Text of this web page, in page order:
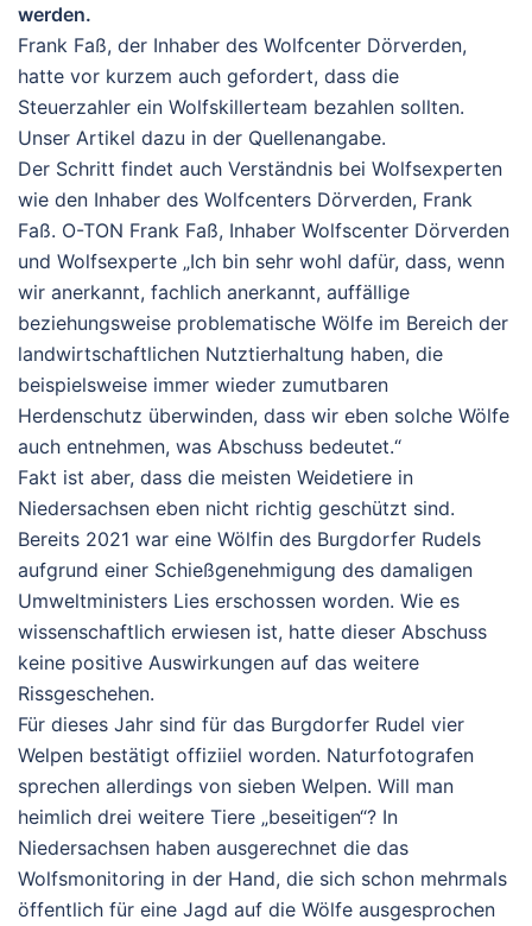
werden.
Frank Faß, der Inhaber des Wolfcenter Dörverden,
hatte vor kurzem auch gefordert, dass die
Steuerzahler ein Wolfskillerteam bezahlen sollten.
Unser Artikel dazu in der Quellenangabe.
Der Schritt findet auch Verständnis bei Wolfsexperten
wie den Inhaber des Wolfcenters Dörverden, Frank
Faß. O-TON Frank Faß, Inhaber Wolfscenter Dörverden
und Wolfsexperte „Ich bin sehr wohl dafür, dass, wenn
wir anerkannt, fachlich anerkannt, auffällige
beziehungsweise problematische Wölfe im Bereich der
landwirtschaftlichen Nutztierhaltung haben, die
beispielsweise immer wieder zumutbaren
Herdenschutz überwinden, dass wir eben solche Wölfe
auch entnehmen, was Abschuss bedeutet.“
Fakt ist aber, dass die meisten Weidetiere in
Niedersachsen eben nicht richtig geschützt sind.
Bereits 2021 war eine Wölfin des Burgdorfer Rudels
aufgrund einer Schießgenehmigung des damaligen
Umweltministers Lies erschossen worden. Wie es
wissenschaftlich erwiesen ist, hatte dieser Abschuss
keine positive Auswirkungen auf das weitere
Rissgeschehen.
Für dieses Jahr sind für das Burgdorfer Rudel vier
Welpen bestätigt offiziiel worden. Naturfotografen
sprechen allerdings von sieben Welpen. Will man
heimlich drei weitere Tiere „beseitigen“? In
Niedersachsen haben ausgerechnet die das
Wolfsmonitoring in der Hand, die sich schon mehrmals
öffentlich für eine Jagd auf die Wölfe ausgesprochen